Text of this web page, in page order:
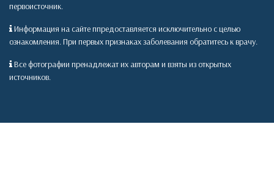
первоисточник.
Информация на сайте ппредоставляется исключительно с целью
ознакомления. При первых признаках заболевания обратитесь к врачу.
Все фотографии пренадлежат их авторам и взяты из открытых
источников.